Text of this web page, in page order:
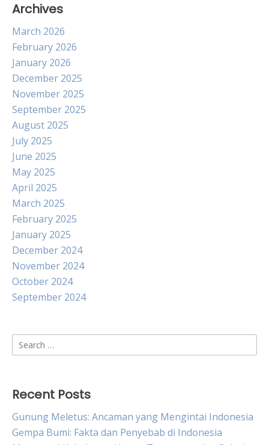
Archives
March 2026
February 2026
January 2026
December 2025
November 2025
September 2025
August 2025
July 2025
June 2025
May 2025
April 2025
March 2025
February 2025
January 2025
December 2024
November 2024
October 2024
September 2024
Search
for:
Recent Posts
Gunung Meletus: Ancaman yang Mengintai Indonesia
Gempa Bumi: Fakta dan Penyebab di Indonesia